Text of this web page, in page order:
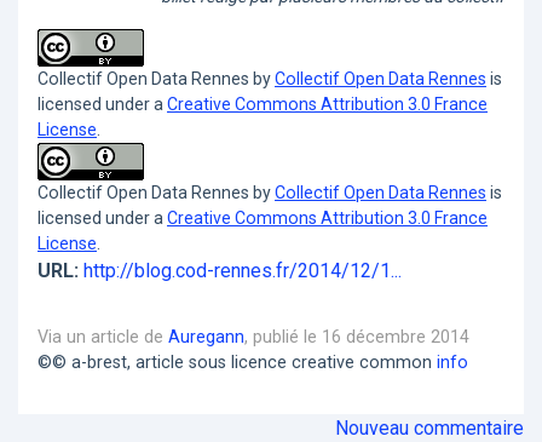
Collectif Open Data Rennes byCollectif Open Data Rennes is
licensed under aCreative Commons Attribution 3.0 France
License.
Collectif Open Data Rennes byCollectif Open Data Rennes is
licensed under aCreative Commons Attribution 3.0 France
License.
URL: http://blog.cod-rennes.fr/2014/12/1...
Via un article de Auregann, publié le 16 décembre 2014
©© a-brest, article sous licence creative common info
Nouveau commentaire